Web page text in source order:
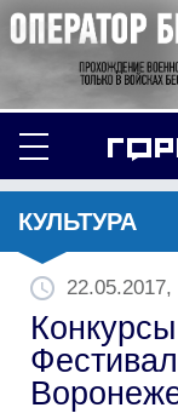
КУЛЬТУРА
22.05.2017,